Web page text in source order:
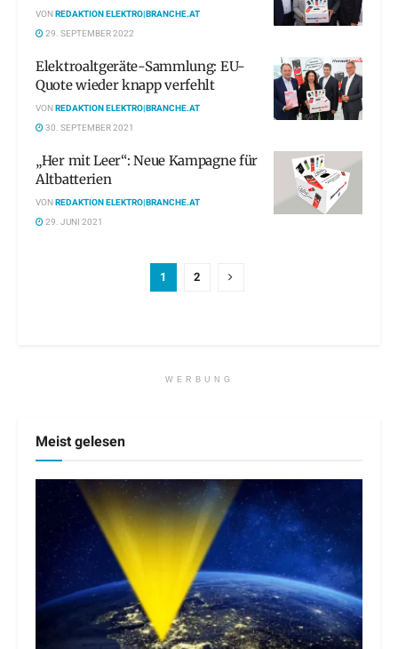
VONREDAKTION ELEKTRO|BRANCHE.AT
29. SEPTEMBER 2022
Elektroaltgeräte-Sammlung: EU-
Quote wieder knapp verfehlt
VONREDAKTION ELEKTRO|BRANCHE.AT
30. SEPTEMBER 2021
„Her mit Leer“: Neue Kampagne für
Altbatterien
VONREDAKTION ELEKTRO|BRANCHE.AT
29. JUNI 2021
1 2
WERBUNG
Meist gelesen